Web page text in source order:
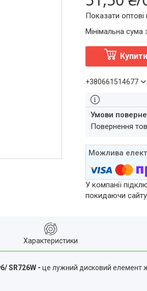
Показати оптові
Мінімальна сума
Купити
+380661514677
повернення
У компанії
покидаючи
Характеристики
SR726W - це лужний дисковий елемент